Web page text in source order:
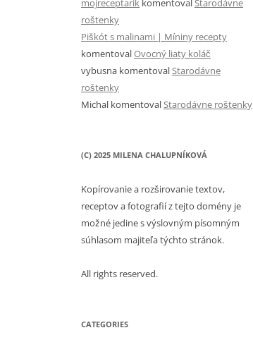
mojreceptarik komentovalStarodávne
roštenky
Piškót s malinami | Míniny recepty
komentovalOvocný liaty koláč
vybusna komentovalStarodávne
roštenky
Michal komentovalStarodávne roštenky
(C) 2025 MILENA CHALUPNÍKOVÁ
Kopírovanie a rozširovanie textov,
receptov a fotografií z tejto domény je
možné jedine s výslovným písomným
súhlasom majiteľa týchto stránok.
All rights reserved.
CATEGORIES